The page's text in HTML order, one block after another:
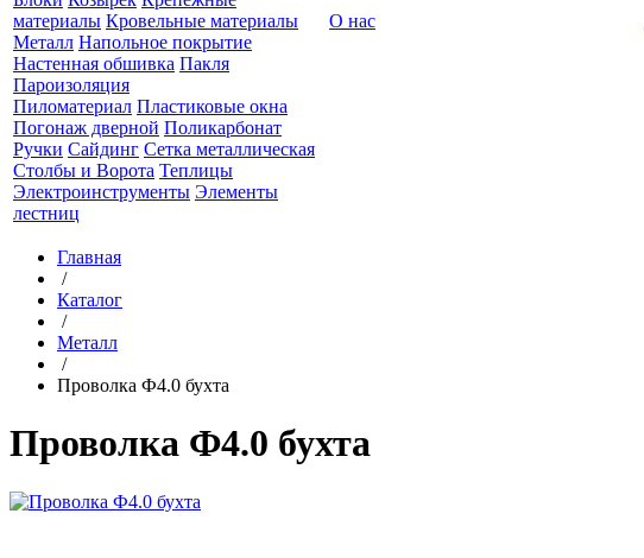
материалы Кровельные материалы
Металл Напольное покрытие
Настенная обшивка Пакля
Пароизоляция
Пиломатериал Пластиковые окна
Погонаж дверной Поликарбонат
Ручки Сайдинг Сетка металлическая
Столбы и Ворота Теплицы
Электроинструменты Элементы
лестниц
О нас
Главная
/
Каталог
/
Металл
/
Проволка Ф4.0 бухта
Проволка Ф4.0 бухта